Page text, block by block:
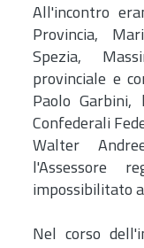
All'incontro
Provincia,
Spezia,
provinciale e
Paolo Garbini,
Confederali
Walter
l'Assessore
impossibilitato
Nel corso